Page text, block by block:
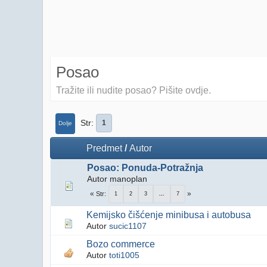
Posao
Tražite ili nudite posao? Pišite ovdje.
Dolje Str 1
Predmet/Autor
Posao: Ponuda-Potražnja
Autor manoplan
Str 1 2 3 ... 7
Kemijsko čišćenje minibusa i autobusa
Autor sucic1107
Bozo commerce
Autor toti1005